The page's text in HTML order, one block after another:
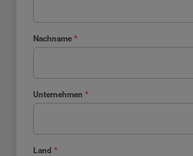
Nachname *
Unternehmen *
Land *